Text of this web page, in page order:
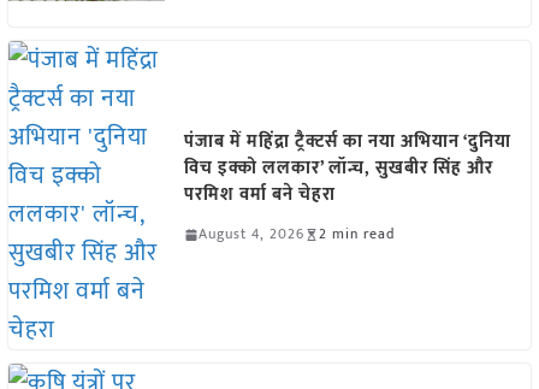
पंजाब में महिंद्रा ट्रैक्टर्स का नया अभियान ‘दुनिया
विच इक्को ललकार’ लॉन्च, सुखबीर सिंह और
परमिश वर्मा बने चेहरा
August 4, 2026 2 min read